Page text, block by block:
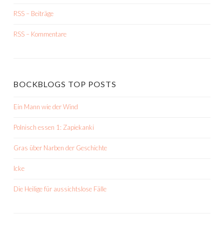
RSS – Beiträge
RSS – Kommentare
BOCKBLOGS TOP POSTS
Ein Mann wie der Wind
Polnisch essen 1: Zapiekanki
Gras über Narben der Geschichte
Icke
Die Heilige für aussichtslose Fälle